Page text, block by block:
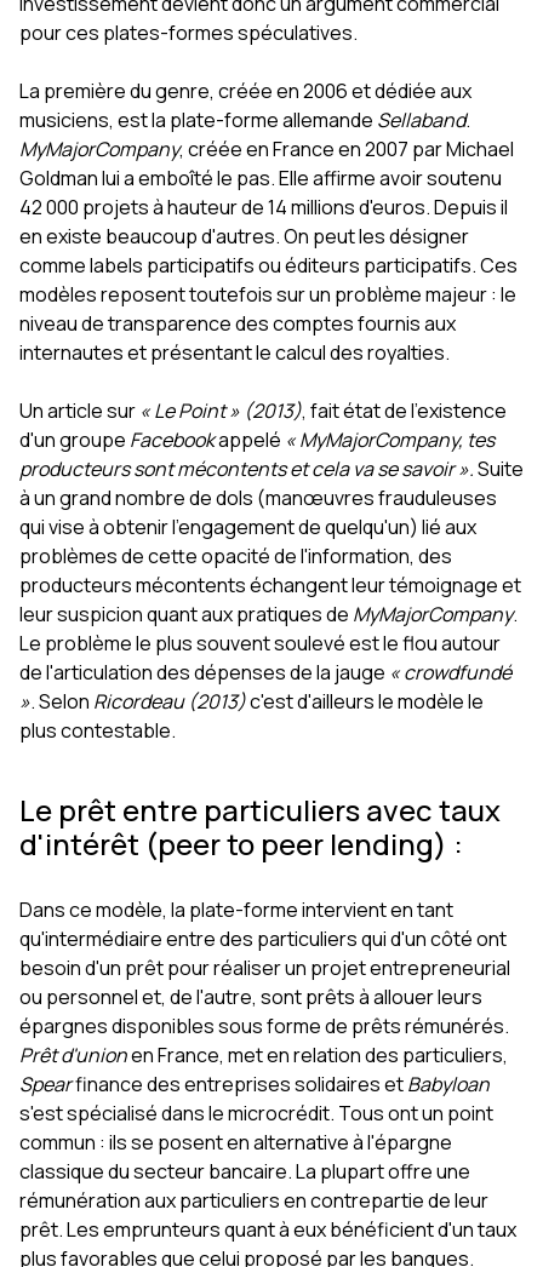
pour ces plates-formes spéculatives.
La première du genre, créée en 2006 et dédiée aux
musiciens, est la plate-forme allemande Sellaband.
MyMajorCompany, créée en France en 2007 par Michael
Goldman lui a emboîté le pas. Elle affirme avoir soutenu
42 000 projets à hauteur de 14 millions d'euros. Depuis il
en existe beaucoup d'autres. On peut les désigner
comme labels participatifs ou éditeurs participatifs. Ces
modèles reposent toutefois sur un problème majeur : le
niveau de transparence des comptes fournis aux
internautes et présentant le calcul des royalties.
Un article sur « Le Point » (2013), fait état de l'existence
d'un groupe Facebookappelé « MyMajorCompany, tes
producteurs sont mécontents et cela va se savoir ».Suite
à un grand nombre de dols (manœuvres frauduleuses
qui vise à obtenir l'engagement de quelqu'un) lié aux
problèmes de cette opacité de l'information, des
producteurs mécontents échangent leur témoignage et
leur suspicion quant aux pratiques de MyMajorCompany.
Le problème le plus souvent soulevé est le flou autour
de l'articulation des dépenses de la jauge « crowdfundé
». Selon Ricordeau (2013)c'est d'ailleurs le modèle le
plus contestable.
Le prêt entre particuliers avec taux
d'intérêt (peer to peer lending) :
Dans ce modèle, la plate-forme intervient en tant
qu'intermédiaire entre des particuliers qui d'un côté ont
besoin d'un prêt pour réaliser un projet entrepreneurial
ou personnel et, de l'autre, sont prêts à allouer leurs
épargnes disponibles sous forme de prêts rémunérés.
Prêt d'unionen France, met en relation des particuliers,
Spearfinance des entreprises solidaires etBabyloan
s'est spécialisé dans le microcrédit. Tous ont un point
commun : ils se posent en alternative à l'épargne
classique du secteur bancaire. La plupart offre une
rémunération aux particuliers en contrepartie de leur
prêt. Les emprunteurs quant à eux bénéficient d'un taux
plus favorables que celui proposé par les banques.